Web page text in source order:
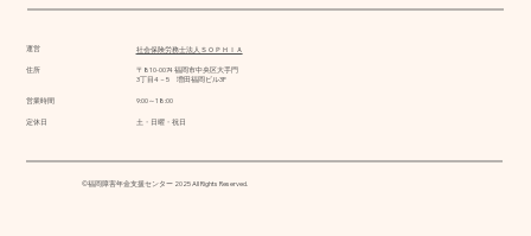
運営 社会保険労務士法人ＳＯＰＨＩＡ
住所
〒810-0074 福岡市中央区大手門
3丁目4－5 増田福岡ビル3F
営業時間 9:00～18:00
定休日 土・日曜・祝日
©福岡障害年金支援センター 2025 All Rights Reserved.